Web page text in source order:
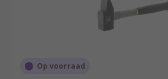
Op voorraad